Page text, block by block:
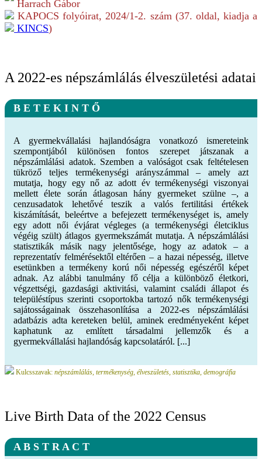
Harrach Gábor
KAPOCS folyóirat,2024/1-2. szám (37. oldal, kiadja a
KINCS)
A 2022-es népszámlálás élveszületési adatai
B E T E K I N T Ő
A gyermekvállalási hajlandóságra vonatkozó ismereteink
szempontjából különösen fontos szerepet játszanak a
népszámlálási adatok. Szemben a valóságot csak feltételesen
tükröző teljes termékenységi arányszámmal – amely azt
mutatja, hogy egy nő az adott év termékenységi viszonyai
mellett élete során átlagosan hány gyermeket szülne –, a
cenzusadatok lehetővé teszik a valós fertilitási értékek
kiszámítását, beleértve a befejezett termékenységet is, amely
egy adott női évjárat végleges (a termékenységi életciklus
végéig szült) átlagos gyermekszámát mutatja. A népszámlálási
statisztikák másik nagy jelentősége, hogy az adatok – a
reprezentatív felmérésektől eltérően – a hazai népesség, illetve
esetünkben a termékeny korú női népesség egészéről képet
adnak. Az alábbi tanulmány fő célja a különböző életkori,
végzettségi, gazdasági aktivitási, valamint családi állapot és
településtípus szerinti csoportokba tartozó nők termékenységi
sajátosságainak összehasonlítása a 2022-es népszámlálási
adatbázis adta kereteken belül, aminek eredményeként képet
kaphatunk az említett társadalmi jellemzők és a
gyermekvállalási hajlandóság kapcsolatáról. [...]
Kulcsszavak: népszámlálás, termékenység, élveszületés, statisztika, demográfia
Live Birth Data of the 2022 Census
A B S T R A C T